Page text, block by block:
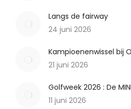
Langs de fairway
24 juni 2026
Kampioenenwissel bij
21 juni 2026
Golfweek 2026 : De
11 juni 2026